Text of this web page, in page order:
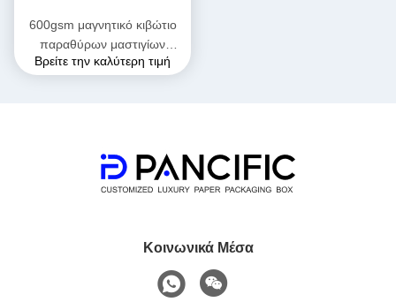
600gsm μαγνητικό κιβώτιο
παραθύρων μαστιγίων
ματιών που συσκευάζει τη
Βρείτε την καλύτερη τιμή
Κοινωνικά Μέσα